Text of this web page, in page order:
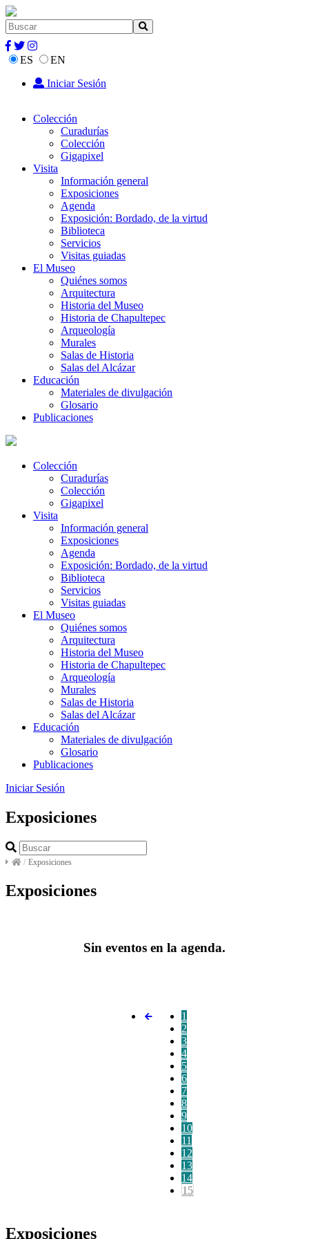
ES
EN
Iniciar Sesión
Colección
Curadurías
Colección
Gigapixel
Visita
Información general
Exposiciones
Agenda
Exposición: Bordado, de la virtud
Biblioteca
Servicios
Visitas guiadas
El Museo
Quiénes somos
Arquitectura
Historia del Museo
Historia de Chapultepec
Arqueología
Murales
Salas de Historia
Salas del Alcázar
Educación
Materiales de divulgación
Glosario
Publicaciones
Colección
Curadurías
Colección
Gigapixel
Visita
Información general
Exposiciones
Agenda
Exposición: Bordado, de la virtud
Biblioteca
Servicios
Visitas guiadas
El Museo
Quiénes somos
Arquitectura
Historia del Museo
Historia de Chapultepec
Arqueología
Murales
Salas de Historia
Salas del Alcázar
Educación
Materiales de divulgación
Glosario
Publicaciones
Iniciar Sesión
Exposiciones
/ Exposiciones
Exposiciones
Sin eventos en la agenda.
1
2
3
4
5
6
7
8
9
10
11
12
13
14
15
Exposiciones